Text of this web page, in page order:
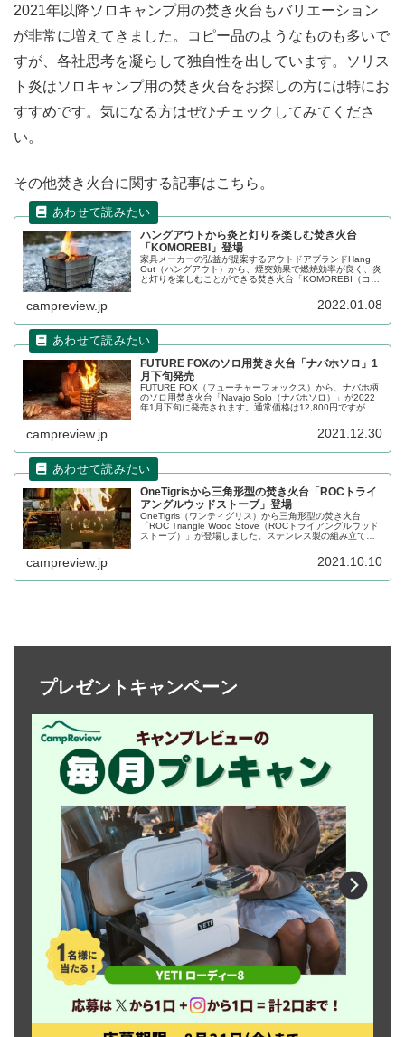
2021年以降ソロキャンプ用の焚き火台もバリエーション
が非常に増えてきました。コピー品のようなものも多いで
すが、各社思考を凝らして独自性を出しています。ソリス
ト炎はソロキャンプ用の焚き火台をお探しの方には特にお
すすめです。気になる方はぜひチェックしてみてくださ
い。
その他焚き火台に関する記事はこちら。
ハングアウトから炎と灯りを楽しむ焚き火台
「KOMOREBI」登場
家具メーカーの弘益が提案するアウトドアブランドHang
Out（ハングアウト）から、煙突効果で燃焼効率が良く、炎
と灯りを楽しむことができる焚き火台「KOMOREBI（コモ
campreview.jp 2022.01.08
FUTURE FOXのソロ用焚き火台「ナバホソロ」1
月下旬発売
FUTURE FOX（フューチャーフォックス）から、ナバホ柄
のソロ用焚き火台「Navajo Solo（ナバホソロ）」が2022
年1月下旬に発売されます。通常価格は12,800円ですが、
campreview.jp 2021.12.30
OneTigrisから三角形型の焚き火台「ROCトライ
アングルウッドストーブ」登場
OneTigris（ワンティグリス）から三角形型の焚き火台
「ROC Triangle Wood Stove（ROCトライアングルウッド
ストーブ）」が登場しました。ステンレス製の組み立て式
campreview.jp 2021.10.10
プレゼントキャンペーン